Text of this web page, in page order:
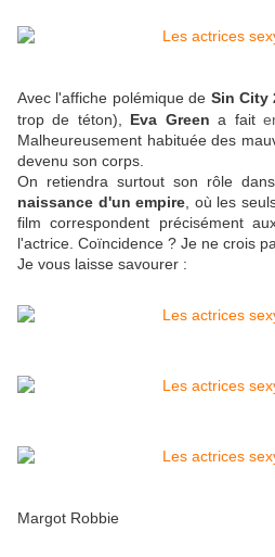
Avec l'affiche polémique de Sin City
trop de téton), Eva Green a fait
Malheureusement habituée des
devenu son corps.
On retiendra surtout son rôle
naissance d'un empire , où les
film correspondent précisément
l'actrice. Coïncidence ? Je ne crois
Je vous laisse savourer :
Margot Robbie